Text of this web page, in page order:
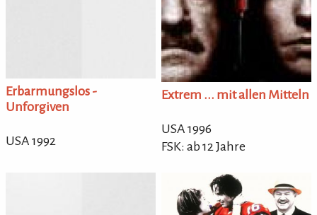
Erbarmungslos -
Unforgiven
USA 1992
Extrem ... mit allen Mitteln
USA 1996
FSK: ab 12 Jahre